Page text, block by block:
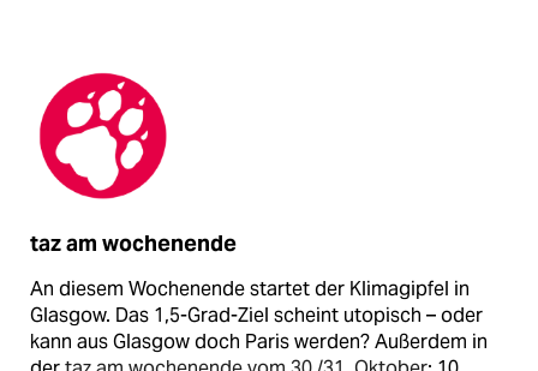
taz am wochenende
An diesem Wochenende startet der Klimagipfel in
Glasgow. Das 1,5-Grad-Ziel scheint utopisch – oder
kann aus Glasgow doch Paris werden? Außerdem in